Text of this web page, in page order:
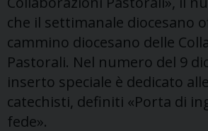
che il settimanale diocesano
cammino diocesano delle
Pastorali. Nel numero del 9
inserto speciale è dedicato
catechisti, definiti «Porta di
fede».